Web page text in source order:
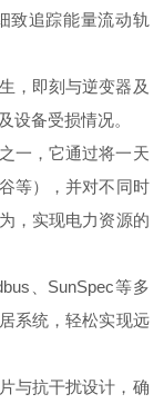
致追踪能量流动轨
，即刻与逆变器及
设备受损情况。
一，它通过将一天
等），并对不同时
，实现电力资源的
、SunSpec等多
系统，轻松实现远
与抗干扰设计，确